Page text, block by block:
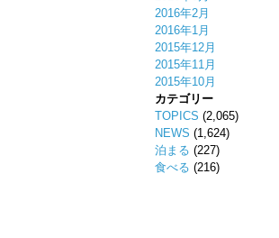
2016年2月
2016年1月
2015年12月
2015年11月
2015年10月
カテゴリー
TOPICS (2,065)
NEWS (1,624)
泊まる (227)
食べる (216)